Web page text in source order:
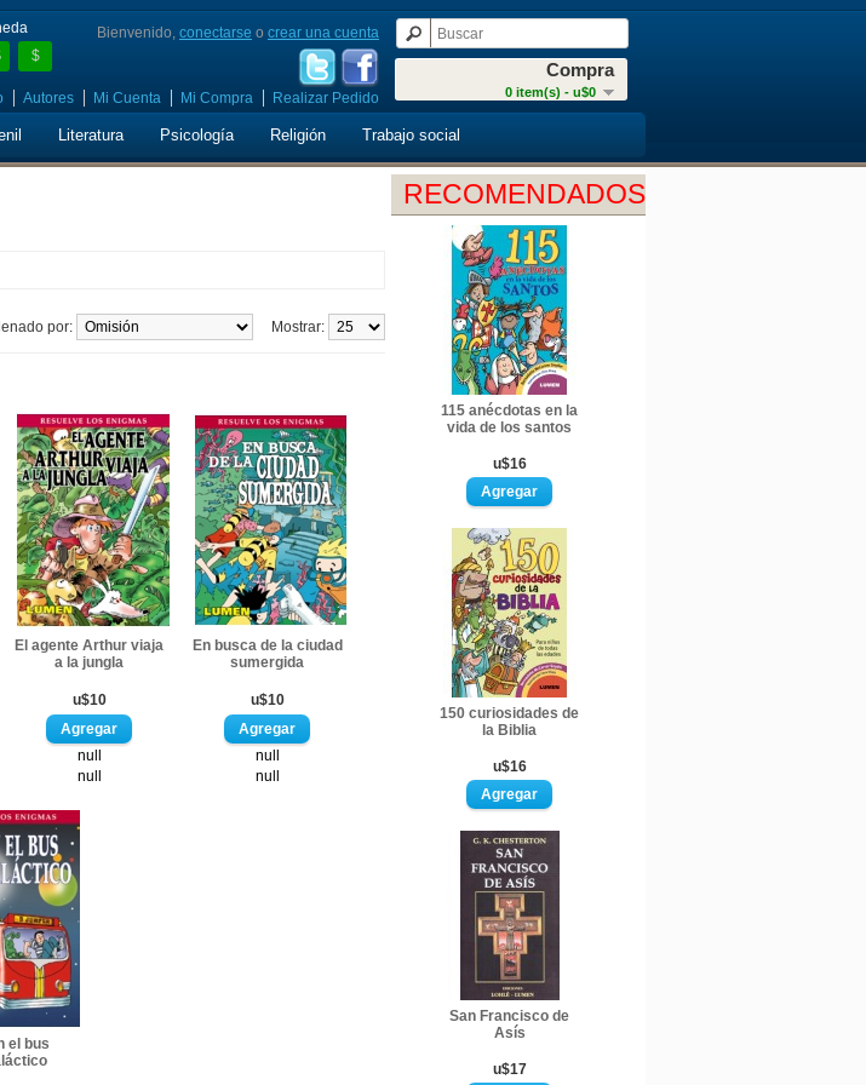
$
Compra
0 item(s) - u$0
Bienvenido, conectarse o crear una cuenta
Autores Mi Cuenta Mi Compra Realizar Pedido
Literatura Psicología Religión Trabajo social
RECOMENDADOS
115 anécdotas en la
vida de los santos
u$16
150 curiosidades de
la Biblia
u$16
San Francisco de
Asís
u$17
Mostrar:
por:
El agente Arthur viaja
a la jungla
u$10
null
null
En busca de la ciudad
sumergida
u$10
null
null
el bus